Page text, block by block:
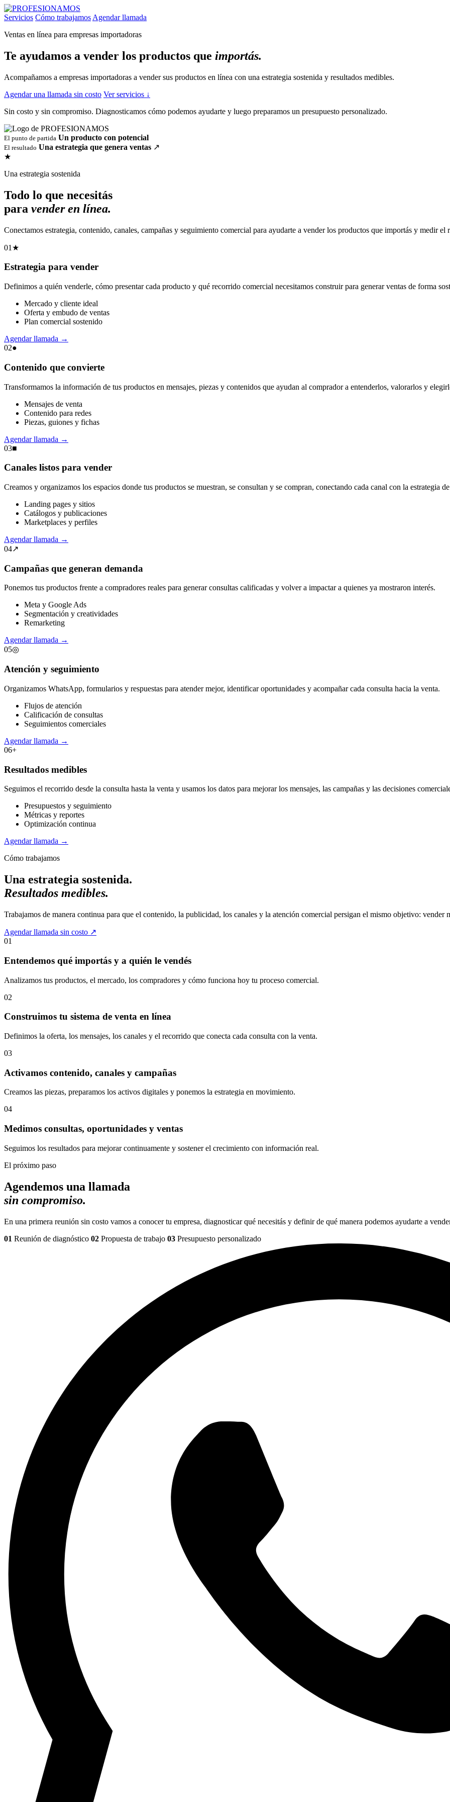
Servicios Cómo trabajamos Agendar llamada
Ventas en línea para empresas importadoras
Te ayudamos a vender los productos que importás.
Acompañamos a empresas importadoras a vender sus productos en línea con una estrategia sostenida y resultados medibles.
Agendar una llamada sin costo Ver servicios ↓
Sin costo y sin compromiso. Diagnosticamos cómo podemos ayudarte y luego preparamos un presupuesto personalizado.
El punto de partida Un producto con potencial
El resultado Una estrategia que genera ventas ↗
★
Una estrategia sostenida
Todo lo que necesitás
para vender en línea.
Conectamos estrategia, contenido, canales, campañas y seguimiento comercial para ayudarte a vender los productos que importás y medir el
01 ★
Estrategia para vender
Definimos a quién venderle, cómo presentar cada producto y qué recorrido comercial necesitamos construir para generar ventas de forma
Mercado y cliente ideal
Oferta y embudo de ventas
Plan comercial sostenido
Agendar llamada →
02●
Contenido que convierte
Transformamos la información de tus productos en mensajes, piezas y contenidos que ayudan al comprador a entenderlos, valorarlos y
Mensajes de venta
Contenido para redes
Piezas, guiones y fichas
Agendar llamada →
03■
Canales listos para vender
Creamos y organizamos los espacios donde tus productos se muestran, se consultan y se compran, conectando cada canal con la estrategia
Landing pages y sitios
Catálogos y publicaciones
Marketplaces y perfiles
Agendar llamada →
04↗
Campañas que generan demanda
Ponemos tus productos frente a compradores reales para generar consultas calificadas y volver a impactar a quienes ya mostraron interés.
Meta y Google Ads
Segmentación y creatividades
Remarketing
Agendar llamada →
05◎
Atención y seguimiento
Organizamos WhatsApp, formularios y respuestas para atender mejor, identificar oportunidades y acompañar cada consulta hacia la venta.
Flujos de atención
Calificación de consultas
Seguimientos comerciales
Agendar llamada →
06+
Resultados medibles
Seguimos el recorrido desde la consulta hasta la venta y usamos los datos para mejorar los mensajes, las campañas y las decisiones
Presupuestos y seguimiento
Métricas y reportes
Optimización continua
Agendar llamada →
Cómo trabajamos
Una estrategia sostenida.
Resultados medibles.
Trabajamos de manera continua para que el contenido, la publicidad, los canales y la atención comercial persigan el mismo objetivo: vender
Agendar llamada sin costo ↗
01
Entendemos qué importás y a quién le vendés
Analizamos tus productos, el mercado, los compradores y cómo funciona hoy tu proceso comercial.
02
Construimos tu sistema de venta en línea
Definimos la oferta, los mensajes, los canales y el recorrido que conecta cada consulta con la venta.
03
Activamos contenido, canales y campañas
Creamos las piezas, preparamos los activos digitales y ponemos la estrategia en movimiento.
04
Medimos consultas, oportunidades y ventas
Seguimos los resultados para mejorar continuamente y sostener el crecimiento con información real.
El próximo paso
Agendemos una llamada
sin compromiso.
En una primera reunión sin costo vamos a conocer tu empresa, diagnosticar qué necesitás y definir de qué manera podemos ayudarte a
01 Reunión de diagnóstico 02 Propuesta de trabajo 03 Presupuesto personalizado